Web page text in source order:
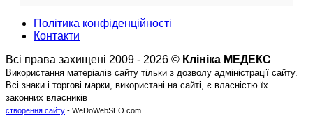
Політика конфіденційності
Контакти
Всі права захищені 2009 - 2026 © Клініка МЕДЕКС
Використання матеріалів сайту тільки з дозволу адміністрації сайту.
Всі знаки і торгові марки, використані на сайті, є власністю їх
законних власників
створення сайту - WeDoWebSEO.com